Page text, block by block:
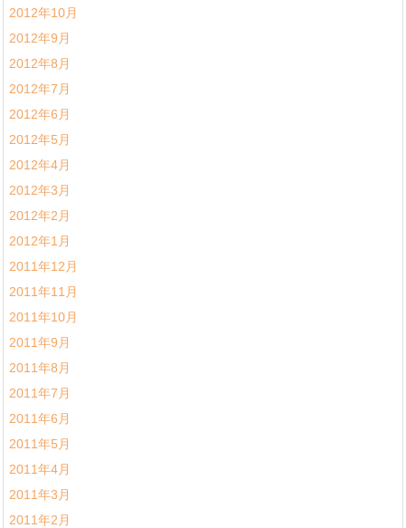
2012年10月
2012年9月
2012年8月
2012年7月
2012年6月
2012年5月
2012年4月
2012年3月
2012年2月
2012年1月
2011年12月
2011年11月
2011年10月
2011年9月
2011年8月
2011年7月
2011年6月
2011年5月
2011年4月
2011年3月
2011年2月